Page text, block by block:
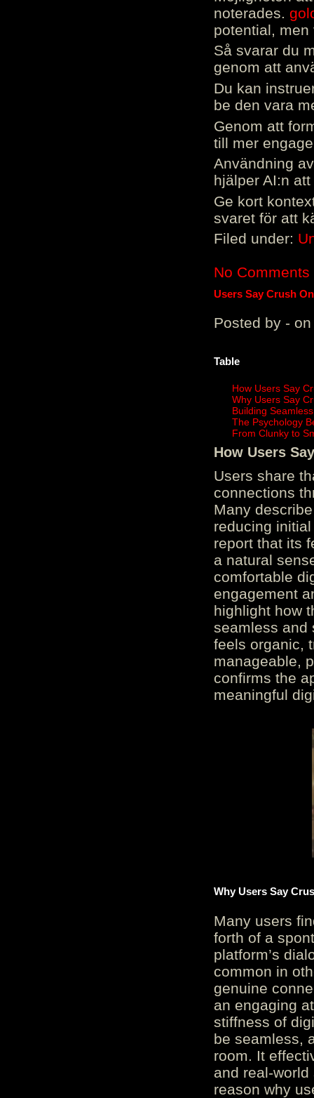
noterades.
potential, men
Så svarar du
genom att
Du kan
be den vara
Genom att
till mer
Användning
hjälper AI:n
Ge kort
svaret för att
Filed under:
No Comments
Users Say Crush
Posted by - on
Table
How Users Say
Why Users Say
Building
The Psychology
From Clunky to
How Users
Users share
connections
Many
reducing
report that its
a natural
comfortable
engagement
highlight how
seamless and
feels organic,
manageable,
confirms the
meaningful
Why Users Say
Many users
forth of a
platform’s
common in
genuine
an engaging
stiffness of
be seamless,
room. It
and real-
reason why